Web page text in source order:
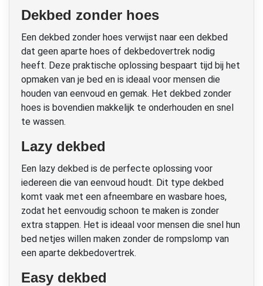
Dekbed zonder hoes
Een dekbed zonder hoes verwijst naar een dekbed
dat geen aparte hoes of dekbedovertrek nodig
heeft. Deze praktische oplossing bespaart tijd bij het
opmaken van je bed en is ideaal voor mensen die
houden van eenvoud en gemak. Het dekbed zonder
hoes is bovendien makkelijk te onderhouden en snel
te wassen.
Lazy dekbed
Een lazy dekbed is de perfecte oplossing voor
iedereen die van eenvoud houdt. Dit type dekbed
komt vaak met een afneembare en wasbare hoes,
zodat het eenvoudig schoon te maken is zonder
extra stappen. Het is ideaal voor mensen die snel hun
bed netjes willen maken zonder de rompslomp van
een aparte dekbedovertrek.
Easy dekbed